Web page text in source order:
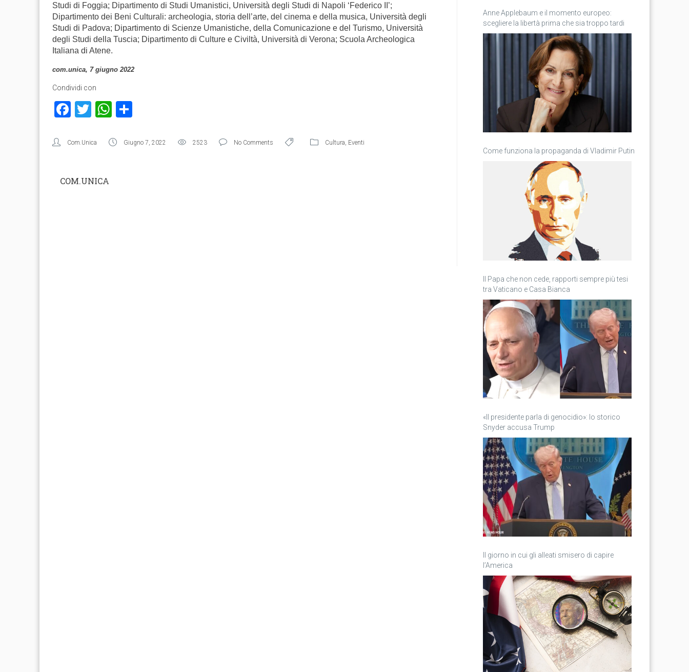
Studi di Foggia; Dipartimento di Studi Umanistici, Università degli Studi di Napoli ‘Federico II’;
Dipartimento dei Beni Culturali: archeologia, storia dell’arte, del cinema e della musica, Università degli
Studi di Padova; Dipartimento di Scienze Umanistiche, della Comunicazione e del Turismo, Università
degli Studi della Tuscia; Dipartimento di Culture e Civiltà, Università di Verona; Scuola Archeologica
Italiana di Atene.
com.unica, 7 giugno 2022
Condividi con
Facebook
TwitterWhatsApp
Com.Unica Giugno 7, 2022 2523 No Comments Cultura, Eventi
COM.UNICA
Anne Applebaum e il momento europeo:
scegliere la libertà prima che sia troppo tardi
Come funziona la propaganda di Vladimir Putin
Il Papa che non cede, rapporti sempre più tesi
tra Vaticano e Casa Bianca
«Il presidente parla di genocidio»: lo storico
Snyder accusa Trump
Il giorno in cui gli alleati smisero di capire
l’America